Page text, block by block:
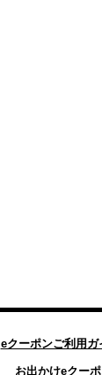
eクーポンご利用ガ
お出かけeクー